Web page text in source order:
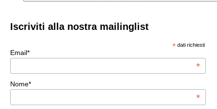
Iscriviti alla nostra mailinglist
* dati richiesti
Email*
*
Nome*
*